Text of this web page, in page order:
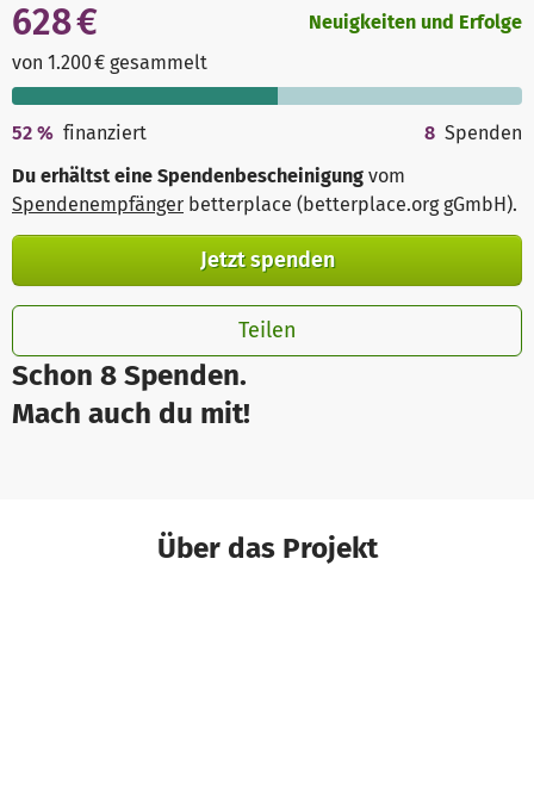
Schon 8 Spenden.
Mach auch du mit!
628 €
von 1.200 € gesammelt
Neuigkeiten und Erfolge
52 % finanziert 8 Spenden
Du erhältst eine Spendenbescheinigung vom
Spendenempfänger betterplace (betterplace.org gGmbH).
Jetzt spenden
Teilen
Über das Projekt